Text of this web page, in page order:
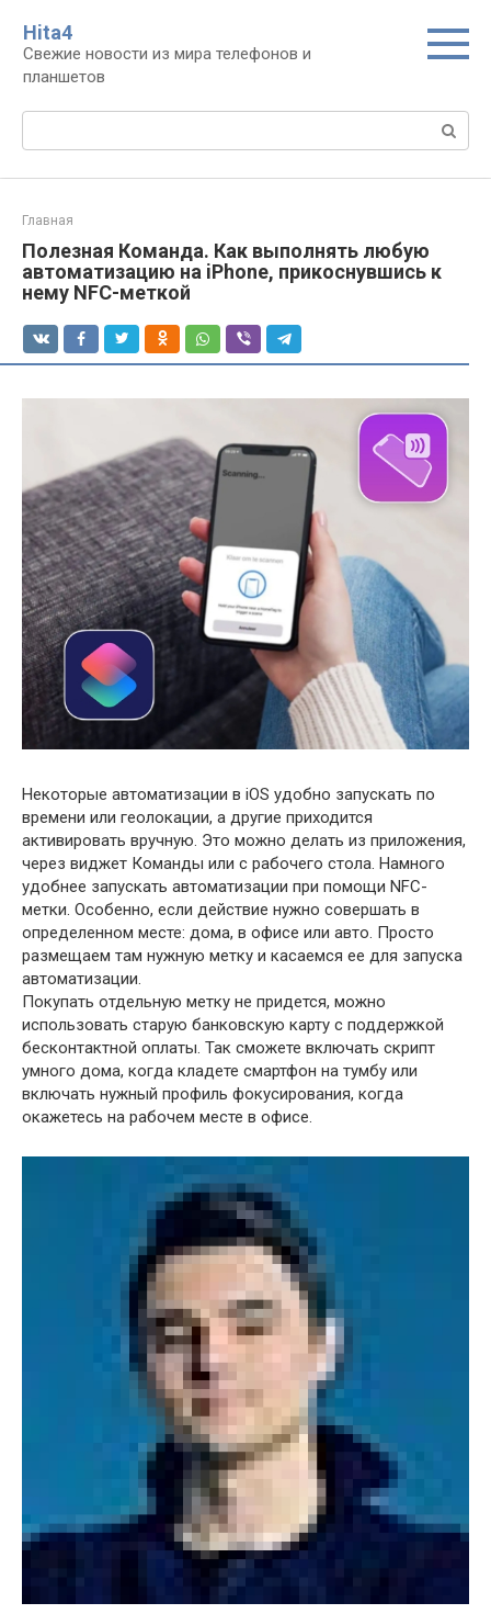
контенту
Нita4
Свежие новости из мира телефонов и
планшетов
Поиск:
Главная
Полезная Команда. Как выполнять любую
автоматизацию на iPhone, прикоснувшись к
нему NFC-меткой
Некоторые автоматизации в iOS удобно запускать по
времени или геолокации, а другие приходится
активировать вручную. Это можно делать из приложения,
через виджет Команды или с рабочего стола. Намного
удобнее запускать автоматизации при помощи NFC-
метки. Особенно, если действие нужно совершать в
определенном месте: дома, в офисе или авто. Просто
размещаем там нужную метку и касаемся ее для запуска
автоматизации.
Покупать отдельную метку не придется, можно
использовать старую банковскую карту с поддержкой
бесконтактной оплаты. Так сможете включать скрипт
умного дома, когда кладете смартфон на тумбу или
включать нужный профиль фокусирования, когда
окажетесь на рабочем месте в офисе.